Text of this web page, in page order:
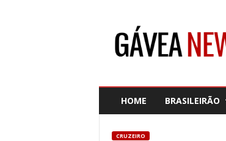
HOME BRASILEIRÃO
CRUZEIRO